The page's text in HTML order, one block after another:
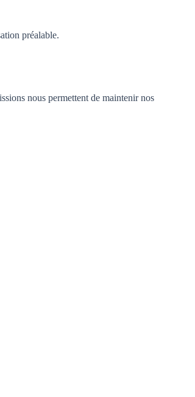
préalable.
nous permettent de maintenir nos